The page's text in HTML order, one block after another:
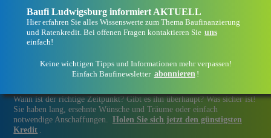
Wann ist der richtige Zeitpunkt? Gibt es ihn überhaupt? Was sicher ist!
Sie haben lang, ersehnte Wünsche und Träume oder einfach
notwendige Anschaffungen. Holen Sie sich jetzt den günstigsten
Kredit .
Baufi Ludwigsburg informiert AKTUELL
Hier erfahren Sie alles Wissenswerte zum Thema Baufinanzierung
und Ratenkredit. Bei offenen Fragen kontaktieren Sie uns
einfach!
Keine wichtigen Tipps und Informationen mehr verpassen!
Einfach Baufinewsletter abonnieren !